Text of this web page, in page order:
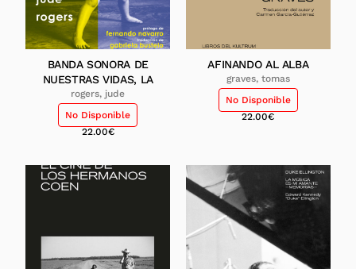
BANDA SONORA DE
NUESTRAS VIDAS, LA
rogers, jude
No Disponible
22.00€
AFINANDO AL ALBA
graves, tomas
No Disponible
22.00€